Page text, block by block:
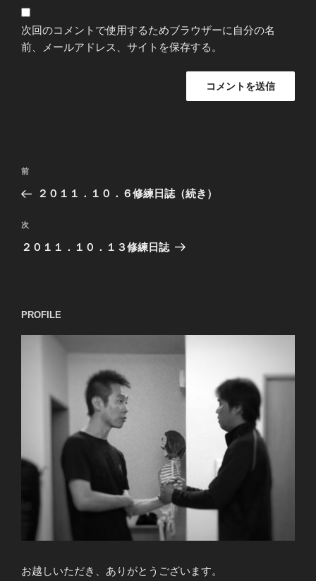
次回のコメントで使用するためブラウザーに自分の名
前、メールアドレス、サイトを保存する。
投
ビ
ゲ
ン
過
去
投
稿
前
２０１１．１０．６修練日誌（続き）
次
の
次
２０１１．１０．１３修練日誌
PROFILE
お越しいただき、ありがとうございます。